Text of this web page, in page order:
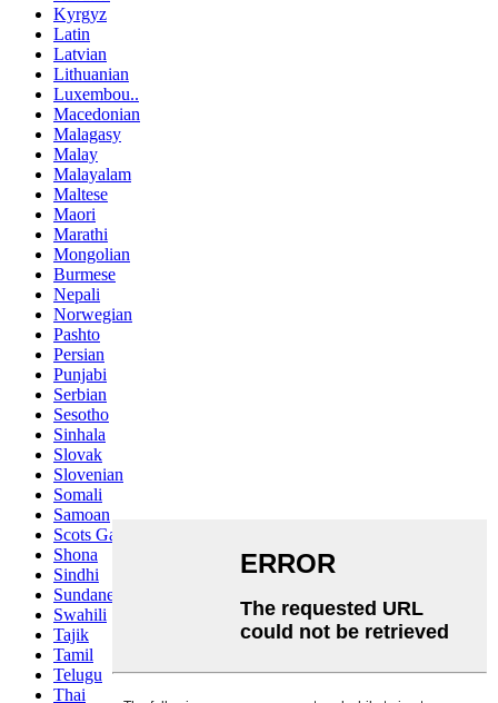
Kyrgyz
Latin
Latvian
Lithuanian
Luxembou..
Macedonian
Malagasy
Malay
Malayalam
Maltese
Maori
Marathi
Mongolian
Burmese
Nepali
Norwegian
Pashto
Persian
Punjabi
Serbian
Sesotho
Sinhala
Slovak
Slovenian
Somali
Samoan
Scots Gaelic
Shona
Sindhi
Sundanese
Swahili
Tajik
Tamil
Telugu
Thai